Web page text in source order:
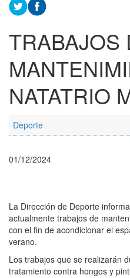
TRABAJOS
NATATRIO
Deporte
01/12/2024
La Dirección de Deporte
actualmente trabajos de
con el fin de acondicionar el
verano.
Los trabajos que se realizarán
tratamiento contra hongos y